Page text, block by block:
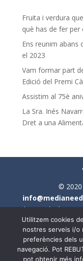
Fruita i verdura
què has de fer per
Ens reunim abans
el 2023
Vam formar part
Edició del Premi
Assistim al 75è
La Sra. Inés
Dret a una
© 2020
| Tots els drets
En aquest web
llenguatge. No
Utilitzem cookies
nostres serveis i/o
preferències dels
navegació. Pot
pot obtenir més